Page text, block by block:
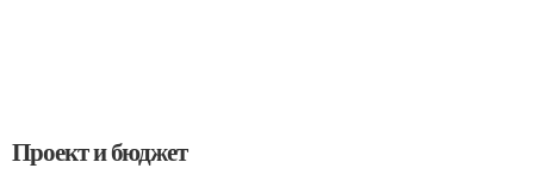
Проект и бюджет